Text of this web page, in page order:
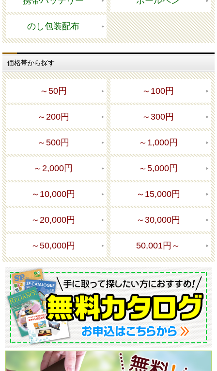
のし包装配布
価格帯から探す
～50円 ～100円
～200円 ～300円
～500円 ～1,000円
～2,000円 ～5,000円
～10,000円 ～15,000円
～20,000円 ～30,000円
～50,000円 50,001円～